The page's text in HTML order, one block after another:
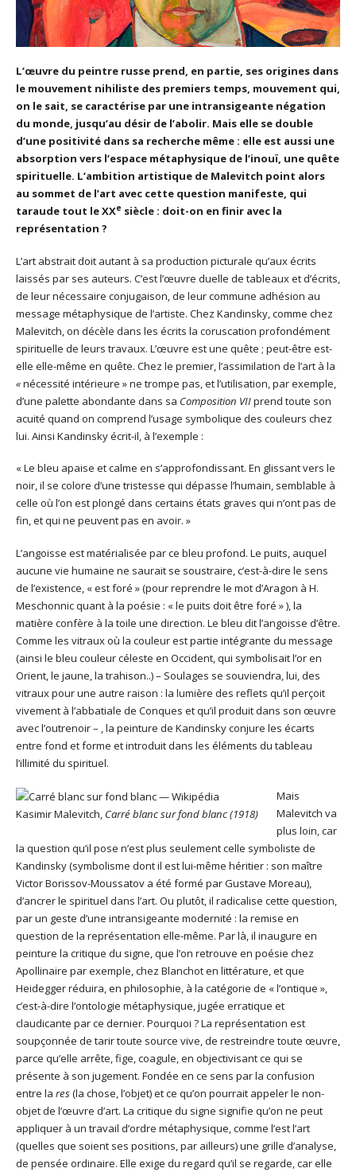
L’œuvre du peintre russe prend, en partie, ses origines dans
le mouvement nihiliste des premiers temps, mouvement qui,
on le sait, se caractérise par une intransigeante négation
du monde, jusqu’au désir de l’abolir. Mais elle se double
d’une positivité dans sa recherche même : elle est aussi une
absorption vers l’espace métaphysique de l’inouï, une quête
spirituelle. L’ambition artistique de Malevitch point alors
au sommet de l’art avec cette question manifeste, qui
taraude tout le XXe siècle : doit-on en finir avec la
représentation ?
L’art abstrait doit autant à sa production picturale qu’aux écrits
laissés par ses auteurs. C’est l’œuvre duelle de tableaux et d’écrits,
de leur nécessaire conjugaison, de leur commune adhésion au
message métaphysique de l’artiste. Chez Kandinsky, comme chez
Malevitch, on décèle dans les écrits la coruscation profondément
spirituelle de leurs travaux. L’œuvre est une quête ; peut-être est-
elle elle-même en quête. Chez le premier, l’assimilation de l’art à la
«nécessité intérieure » ne trompe pas, et l’utilisation, par exemple,
d’une palette abondante dans sa Composition VIIprend toute son
acuité quand on comprend l’usage symbolique des couleurs chez
lui. Ainsi Kandinsky écrit-il, à l’exemple :
« Le bleu apaise et calme en s’approfondissant. En glissant vers le
noir, il se colore d’une tristesse qui dépasse l’humain, semblable à
celle où l’on est plongé dans certains états graves qui n’ont pas de
fin, et qui ne peuvent pas en avoir. »
L’angoisse est matérialisée par ce bleu profond. Le puits, auquel
aucune vie humaine ne saurait se soustraire, c’est-à-dire le sens
de l’existence, « est foré » (pour reprendre le mot d’Aragon à H.
Meschonnic quant à la poésie : « le puits doit être foré » ), la
matière confère à la toile une direction. Le bleu dit l’angoisse d’être.
Comme les vitraux où la couleur est partie intégrante du message
(ainsi le bleu couleur céleste en Occident, qui symbolisait l’or en
Orient, le jaune, la trahison..) – Soulages se souviendra, lui, des
vitraux pour une autre raison : la lumière des reflets qu’il perçoit
vivement à l’abbatiale de Conques et qu’il produit dans son œuvre
avec l’outrenoir – , la peinture de Kandinsky conjure les écarts
entre fond et forme et introduit dans les éléments du tableau
l’illimité du spirituel.
Kasimir Malevitch, Carré blanc sur fond blanc(1918)
Mais
Malevitch va
plus loin, car
la question qu’il pose n’est plus seulement celle symboliste de
Kandinsky (symbolisme dont il est lui-même héritier : son maître
Victor Borissov-Moussatov a été formé par Gustave Moreau),
d’ancrer le spirituel dans l’art. Ou plutôt, il radicalise cette question,
par un geste d’une intransigeante modernité : la remise en
question de la représentation elle-même. Par là, il inaugure en
peinture la critique du signe, que l’on retrouve en poésie chez
Apollinaire par exemple, chez Blanchot en littérature, et que
Heidegger réduira, en philosophie, à la catégorie de « l’ontique »,
c’est-à-dire l’ontologie métaphysique, jugée erratique et
claudicante par ce dernier. Pourquoi ? La représentation est
soupçonnée de tarir toute source vive, de restreindre toute œuvre,
parce qu’elle arrête, fige, coagule, en objectivisant ce qui se
présente à son jugement. Fondée en ce sens par la confusion
entre la res(la chose, l’objet) et ce qu’on pourrait appeler le non-
objet de l’œuvre d’art. La critique du signe signifie qu’on ne peut
appliquer à un travail d’ordre métaphysique, comme l’est l’art
(quelles que soient ses positions, par ailleurs) une grille d’analyse,
de pensée ordinaire. Elle exige du regard qu’il se regarde, car elle